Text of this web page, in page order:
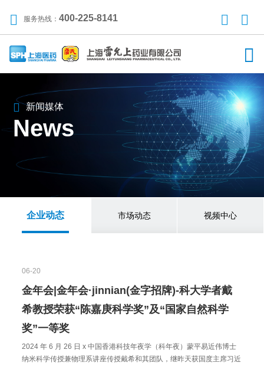
服务热线： 400-225-8141
新闻媒体
News
企业动态 市场动态 视频中心
06-20
金年会|金年会·jinnian(金字招牌)-科大学者戴
希教授荣获“陈嘉庚科学奖”及“国家自然科学
奖”一等奖
2024 年 6 月 26 日 x 中国香港科技年夜学（科年夜）蒙平易近伟博士
纳米科学传授兼物理系讲座传授戴希和其团队，继昨天获国度主席习近